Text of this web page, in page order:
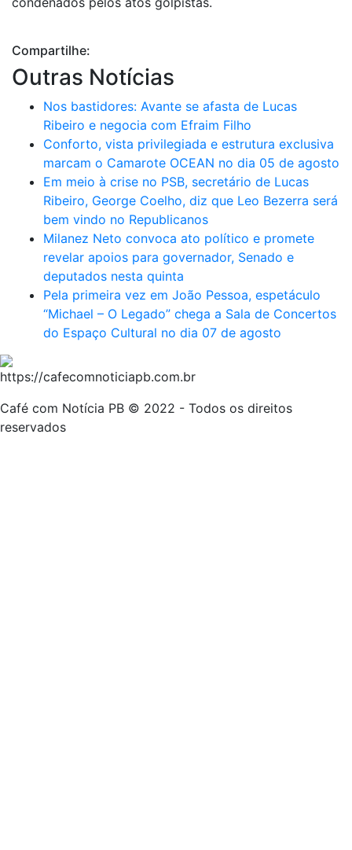
Compartilhe:
Outras Notícias
Nos bastidores: Avante se afasta de Lucas
Ribeiro e negocia com Efraim Filho
Conforto, vista privilegiada e estrutura exclusiva
marcam o Camarote OCEAN no dia 05 de agosto
Em meio à crise no PSB, secretário de Lucas
Ribeiro, George Coelho, diz que Leo Bezerra será
bem vindo no Republicanos
Milanez Neto convoca ato político e promete
revelar apoios para governador, Senado e
deputados nesta quinta
Pela primeira vez em João Pessoa, espetáculo
“Michael – O Legado” chega a Sala de Concertos
do Espaço Cultural no dia 07 de agosto
Café com Notícia PB © 2022 - Todos os direitos
reservados